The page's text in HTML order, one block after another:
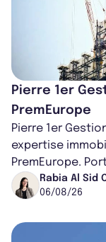
Pierre 1er
PremEurope
Pierre 1er
expertise
PremEurope.
ancien directeur
Rabia Al Sid
06/08/26